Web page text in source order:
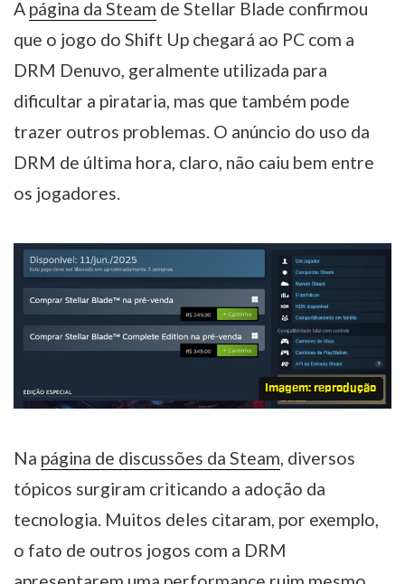
A página da Steam de Stellar Blade confirmou
que o jogo do Shift Up chegará ao PC com a
DRM Denuvo, geralmente utilizada para
dificultar a pirataria, mas que também pode
trazer outros problemas. O anúncio do uso da
DRM de última hora, claro, não caiu bem entre
os jogadores.
Imagem: reprodução
Na página de discussões da Steam , diversos
tópicos surgiram criticando a adoção da
tecnologia. Muitos deles citaram, por exemplo,
o fato de outros jogos com a DRM